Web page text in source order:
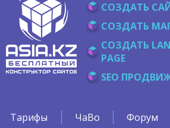
СОЗДАТЬ
СОЗДАТЬ
СОЗДАТЬ
PAGE
SEO
Тарифы ЧаВо Форум